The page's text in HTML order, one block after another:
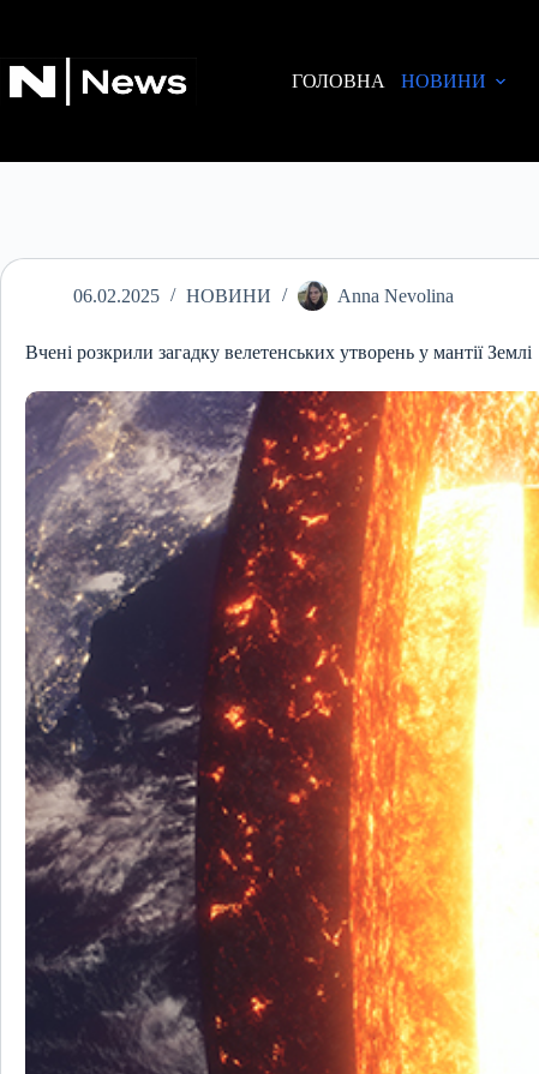
ГОЛОВНА
НОВИНИ
06.02.2025 НОВИНИ Anna Nevolina
Вчені розкрили загадку велетенських утворень у мантії Землі